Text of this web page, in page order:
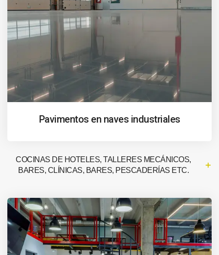
Pavimentos en naves industriales
COCINAS DE HOTELES, TALLERES MECÁNICOS,
BARES, CLÍNICAS, BARES, PESCADERÍAS ETC.